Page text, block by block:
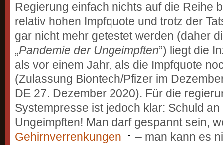
Regierung einfach nichts auf die Reihe
relativ hohen Impfquote und trotz der
gar nicht mehr getestet werden (daher
„Pandemie der Ungeimpften”) liegt die
als vor einem Jahr, als die Impfquote
(Zulassung Biontech/Pfizer im
DE 27. Dezember 2020). Für die
Systempresse ist jedoch klar: Schuld
Ungeimpften! Man darf gespannt sein,
Gehirnverrenkungen
– man kann es